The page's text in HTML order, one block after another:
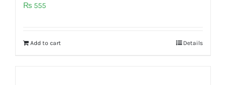
₨ 555
Add to cart Details